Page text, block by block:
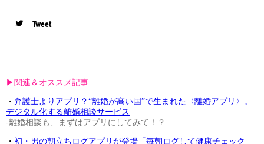
Tweet
▶︎関連＆オススメ記事
・ 弁護士よりアプリ？“離婚が高い国”で生まれた〈離婚アプリ〉。
デジタル化する離婚相談サービス
-離婚相談も、まずはアプリにしてみて！？
・ 初・男の朝立ちログアプリが登場「毎朝ログして健康チェック